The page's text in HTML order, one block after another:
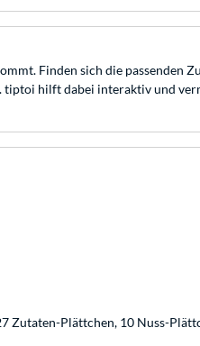
Finden sich die passenden
hilft dabei interaktiv und
Zutaten-Plättchen, 10 Nuss-